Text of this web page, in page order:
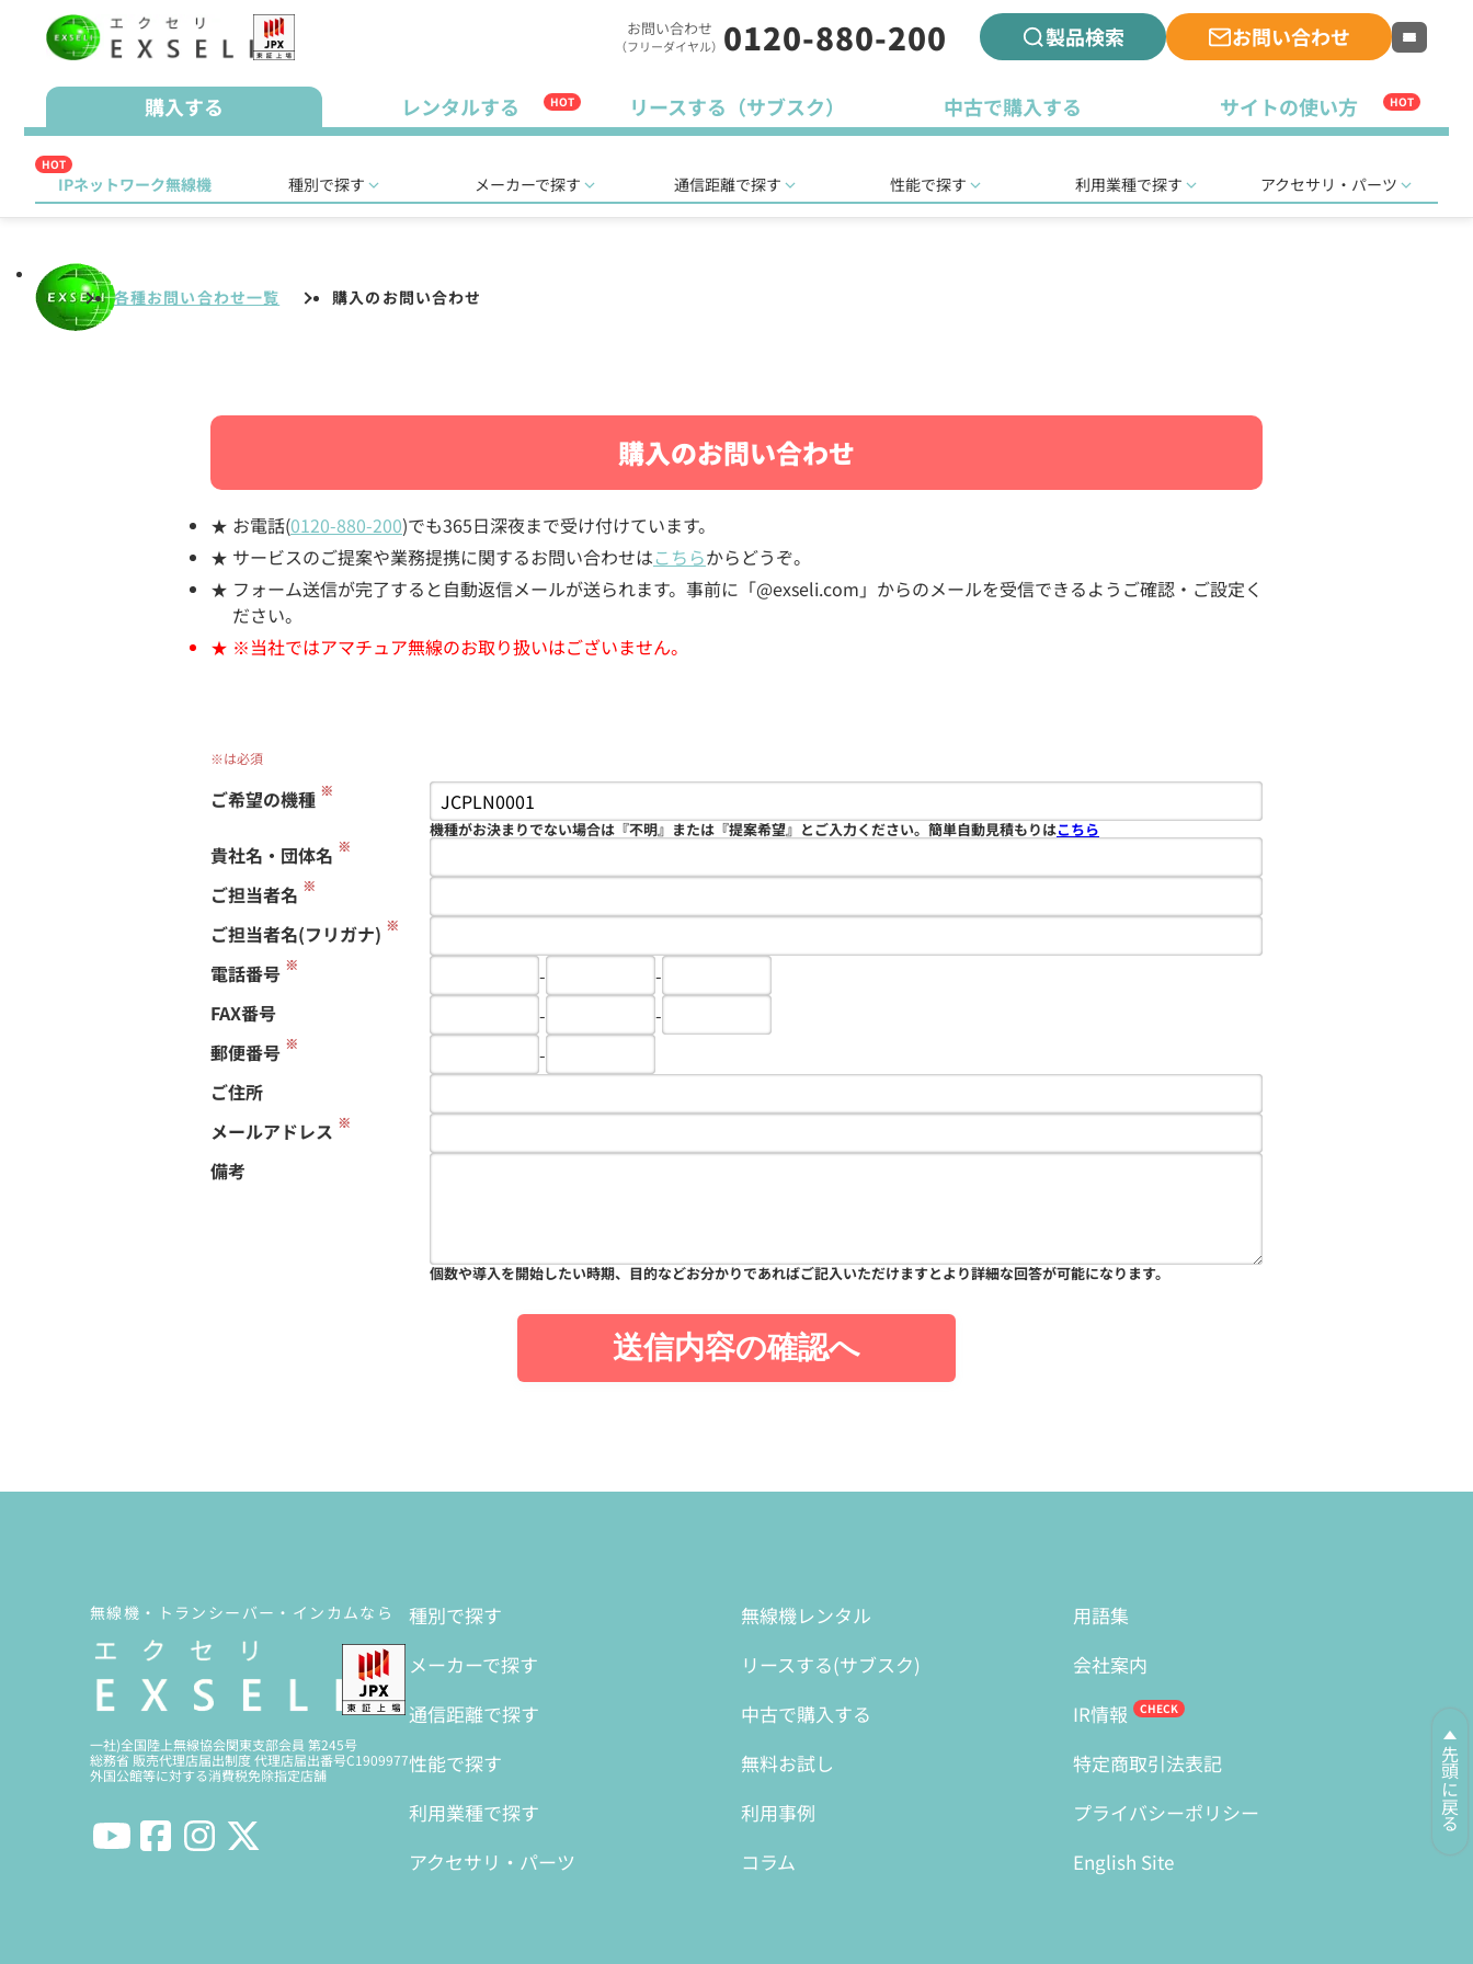
お問い合わせ
（フリーダイヤル） 0120-880-200 製品検索 お問い合わせ
購入する レンタルする HOT リースする（サブスク） 中古で購入する サイトの使い方 HOT
HOT
IPネットワーク無線機 種別で探す メーカーで探す 通信距離で探す 性能で探す 利用業種で探す アクセサリ・パーツ
各種お問い合わせ一覧 購入のお問い合わせ
購入のお問い合わせ
お電話(0120-880-200)でも365日深夜まで受け付けています。
サービスのご提案や業務提携に関するお問い合わせはこちらからどうぞ。
フォーム送信が完了すると自動返信メールが送られます。事前に「@exseli.com」からのメールを受信できるようご確認・ご設定く
ださい。
※当社ではアマチュア無線のお取り扱いはございません。
※は必須
ご希望の機種 ※
機種がお決まりでない場合は『不明』または『提案希望』とご入力ください。簡単自動見積もりはこちら
貴社名・団体名 ※
ご担当者名 ※
ご担当者名(フリガナ) ※
電話番号 ※ -
-
FAX番号
-
-
郵便番号 ※
-
ご住所
メールアドレス ※
備考
個数や導入を開始したい時期、目的などお分かりであればご記入いただけますとより詳細な回答が可能になります。
送信内容の確認へ
先頭に戻る
無線機・トランシーバー・インカムなら
一社)全国陸上無線協会関東支部会員 第245号
総務省 販売代理店届出制度 代理店届出番号C1909977
外国公館等に対する消費税免除指定店舗
種別で探す
メーカーで探す
通信距離で探す
性能で探す
利用業種で探す
アクセサリ・パーツ
無線機レンタル
リースする(サブスク)
中古で購入する
無料お試し
利用事例
コラム
用語集
会社案内
IR情報
特定商取引法表記
プライバシーポリシー
English Site